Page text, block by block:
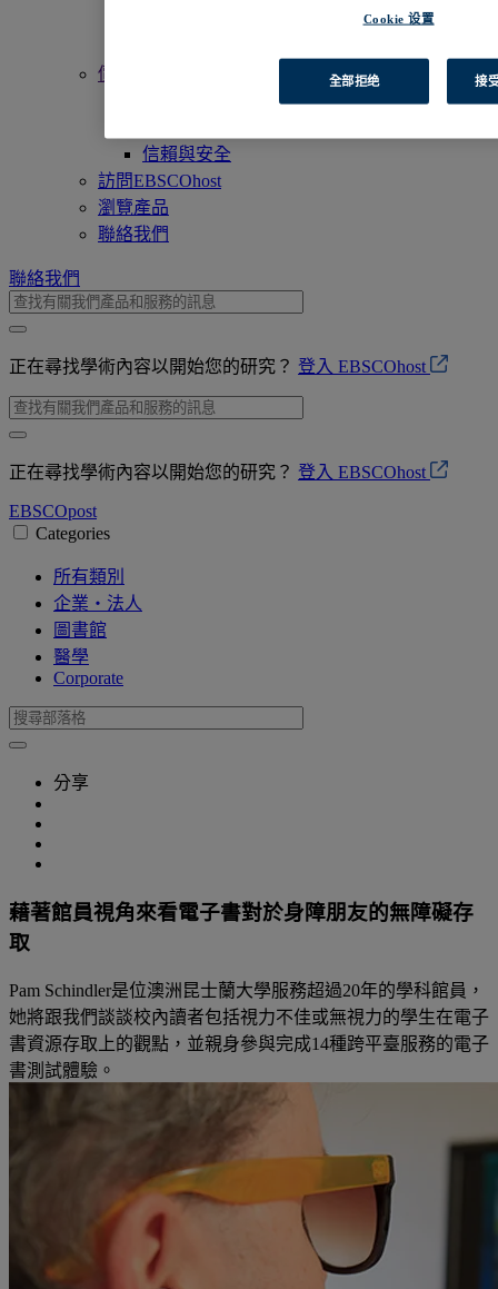
價值觀
信賴與安全
訪問EBSCOhost
瀏覽產品
聯絡我們
聯絡我們
正在尋找學術內容以開始您的研究？ 登入 EBSCOhost
正在尋找學術內容以開始您的研究？ 登入 EBSCOhost
EBSCOpost
Categories
所有類別
企業・法人
圖書館
醫學
Corporate
分享
藉著館員視角來看電子書對於身障朋友的無障礙存
取
Pam Schindler是位澳洲昆士蘭大學服務超過20年的學科館員，
她將跟我們談談校內讀者包括視力不佳或無視力的學生在電子
書資源存取上的觀點，並親身參與完成14種跨平臺服務的電子
書測試體驗。
Cookie 设置
全部拒绝 接